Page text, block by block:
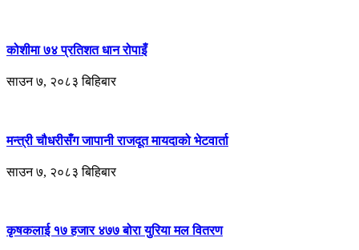
कोशीमा ७४ प्रतिशत धान रोपाइँ
साउन ७, २०८३ बिहिबार
मन्त्री चौधरीसँग जापानी राजदूत मायदाको भेटवार्ता
साउन ७, २०८३ बिहिबार
कृषकलाई १७ हजार ४७७ बोरा युरिया मल वितरण